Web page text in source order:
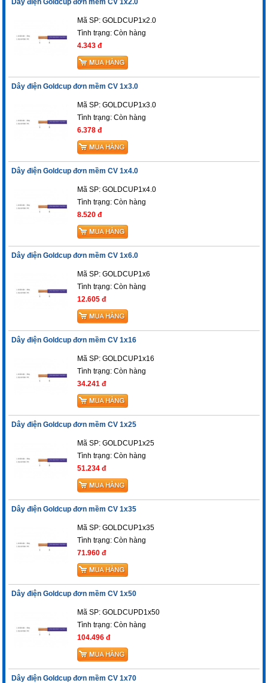
Mã SP: GOLDCUP1x2.0
Tình trạng:Còn hàng
4.343 đ
Dây điện Goldcup đơn mềm CV 1x3.0
Mã SP: GOLDCUP1x3.0
Tình trạng:Còn hàng
6.378 đ
Dây điện Goldcup đơn mềm CV 1x4.0
Mã SP: GOLDCUP1x4.0
Tình trạng:Còn hàng
8.520 đ
Dây điện Goldcup đơn mềm CV 1x6.0
Mã SP: GOLDCUP1x6
Tình trạng:Còn hàng
12.605 đ
Dây điện Goldcup đơn mềm CV 1x16
Mã SP: GOLDCUP1x16
Tình trạng:Còn hàng
34.241 đ
Dây điện Goldcup đơn mềm CV 1x25
Mã SP: GOLDCUP1x25
Tình trạng:Còn hàng
51.234 đ
Dây điện Goldcup đơn mềm CV 1x35
Mã SP: GOLDCUP1x35
Tình trạng:Còn hàng
71.960 đ
Dây điện Goldcup đơn mềm CV 1x50
Mã SP: GOLDCUPD1x50
Tình trạng:Còn hàng
104.496 đ
Dây điện Goldcup đơn mềm CV 1x70